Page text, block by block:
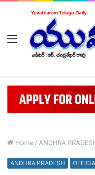
Menu
Home / ANDHRA
ANDHRA PRADESH